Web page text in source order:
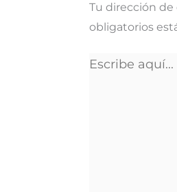
Tu dirección de
obligatorios
Escribe